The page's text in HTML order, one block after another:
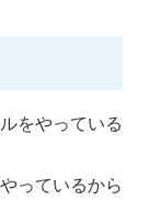
をやっている
っているから